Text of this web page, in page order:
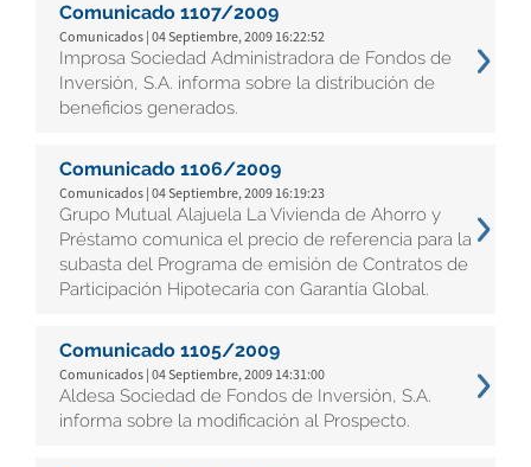
Comunicado 1107/2009
Comunicados | 04 Septiembre, 2009 16:22:52
Improsa Sociedad Administradora de Fondos de
Inversión, S.A. informa sobre la distribución de
beneficios generados.
Comunicado 1106/2009
Comunicados | 04 Septiembre, 2009 16:19:23
Grupo Mutual Alajuela La Vivienda de Ahorro y
Préstamo comunica el precio de referencia para la
subasta del Programa de emisión de Contratos de
Participación Hipotecaria con Garantía Global.
Comunicado 1105/2009
Comunicados | 04 Septiembre, 2009 14:31:00
Aldesa Sociedad de Fondos de Inversión, S.A.
informa sobre la modificación al Prospecto.